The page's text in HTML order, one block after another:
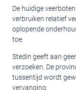
De huidige
verbruiken relatief
oplopende
toe.
Stedin geeft aan
verzoeken. De
tussentijd wordt
vervanging.